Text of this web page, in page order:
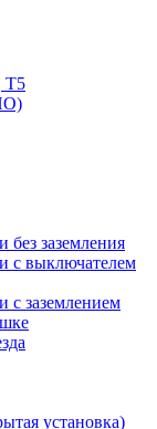
T5
без заземления
с выключателем
с заземлением
установка)